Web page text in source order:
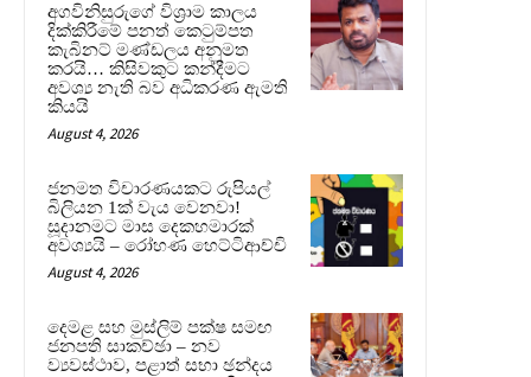
අගවිනිසුරුගේ විශ්‍රාම කාලය
දික්කිරීමේ පනත් කෙටුම්පත
කැබිනට් මණ්ඩලය අනුමත
කරයි… කිසිවකුට කන්දීමට
අවශ්‍ය නැති බව අධිකරණ ඇමති
කියයි
August 4, 2026
ජනමත විචාරණයකට රුපියල්
බිලියන 1ක් වැය වෙනවා!
සූදානමට මාස දෙකහමාරක්
අවශ්‍යයි – රෝහණ හෙට්ටිආච්චි
August 4, 2026
දෙමළ සහ මුස්ලිම් පක්ෂ සමඟ
ජනපති සාකච්ඡා – නව
ව්‍යවස්ථාව, පළාත් සභා ඡන්දය